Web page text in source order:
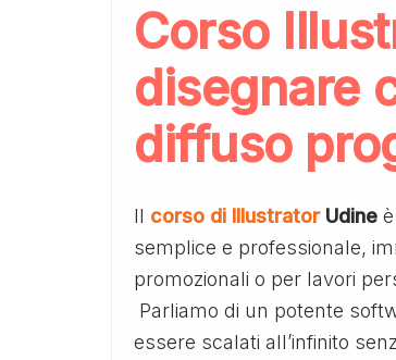
Corso
disegnare
diffuso
Il corso di IllustratorUdine
semplice e professionale,
promozionali o per lavori
Parliamo di un potente
essere scalati all’infinito